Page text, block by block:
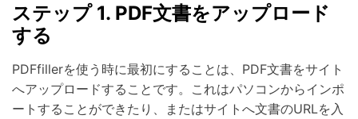
ステップ 1. PDF文書をアップロード
する
PDFfillerを使う時に最初にすることは、PDF文書をサイト
へアップロードすることです。これはパソコンからインポ
ートすることができたり、またはサイトへ文書のURLを入